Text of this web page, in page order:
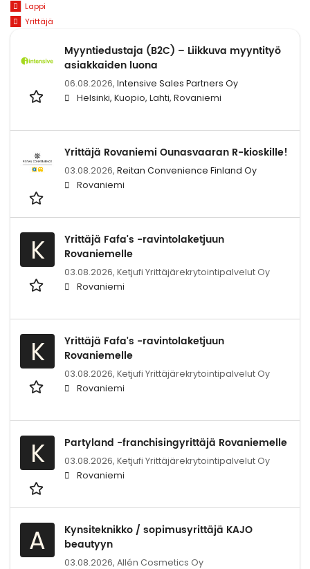
Lappi
Yrittäjä
Myyntiedustaja (B2C) – Liikkuva myyntityö
asiakkaiden luona
06.08.2026, Intensive Sales Partners Oy
Helsinki, Kuopio, Lahti, Rovaniemi
Yrittäjä Rovaniemi Ounasvaaran R-kioskille!
03.08.2026, Reitan Convenience Finland Oy
Rovaniemi
K
Yrittäjä Fafa's -ravintolaketjuun
Rovaniemelle
03.08.2026, Ketjufi Yrittäjärekrytointipalvelut Oy
Rovaniemi
K
Yrittäjä Fafa's -ravintolaketjuun
Rovaniemelle
03.08.2026, Ketjufi Yrittäjärekrytointipalvelut Oy
Rovaniemi
K Partyland -franchisingyrittäjä Rovaniemelle
03.08.2026, Ketjufi Yrittäjärekrytointipalvelut Oy
Rovaniemi
A
Kynsiteknikko / sopimusyrittäjä KAJO
beautyyn
03.08.2026, Allén Cosmetics Oy